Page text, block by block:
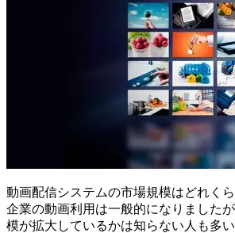
動画配信システムの市場規模はどれく
企業の動画利用は一般的になりました
模が拡大しているかは知らない人も多